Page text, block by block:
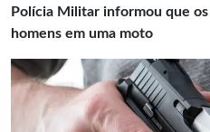
Polícia Militar informou que
homens em uma moto